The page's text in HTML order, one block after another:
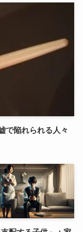
で陥れられる人々